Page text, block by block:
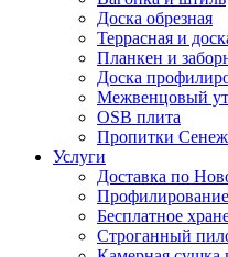
Доска обрезная
Террасная и
Планкен и
Доска
Межвенцовый
OSB плита
Пропитки Сенеж
Услуги
Доставка по
Бесплатное
Строганный